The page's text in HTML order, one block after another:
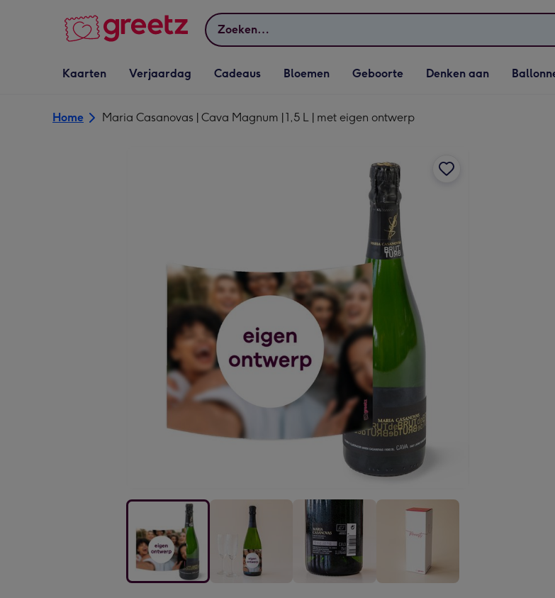
Zoeken
Vervolgkeuzelijst
Kaarten openen
Kaarten
Vervolgkeuzelijst
Verjaardag openen
Verjaardag
Vervolgkeuzelijst
Cadeaus openen
Cadeaus
Vervolgkeuzelijst
Bloemen openen
Bloemen
Vervolgkeuzelijst
Geboorte openen
Geboorte
Vervolgkeuzelijst
Denken aan openen
Denken aan
Ballonnen
Home Maria Casanovas | Cava Magnum | 1,5 L | met eigen ontwerp